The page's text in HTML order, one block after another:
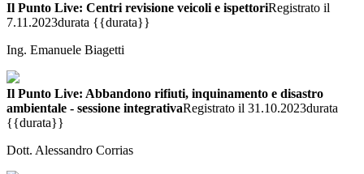
Il Punto Live: Centri revisione veicoli e ispettoriRegistrato il
7.11.2023durata {{durata}}
Ing. Emanuele Biagetti
Il Punto Live: Abbandono rifiuti, inquinamento e disastro
ambientale - sessione integrativaRegistrato il 31.10.2023durata
{{durata}}
Dott. Alessandro Corrias